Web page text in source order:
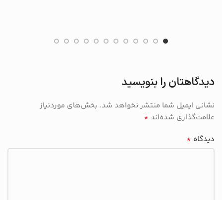
دیدگاهتان را بنویسید
نشانی ایمیل شما منتشر نخواهد شد. بخش‌های موردنیاز
علامت‌گذاری شده‌اند *
دیدگاه *